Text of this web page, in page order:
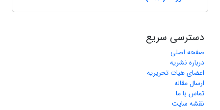
دسترسی سریع
صفحه اصلی
درباره نشریه
اعضای هیات تحریریه
ارسال مقاله
تماس با ما
نقشه سایت